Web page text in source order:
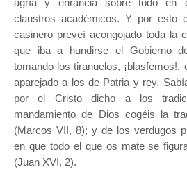
agría y enrancia sobre todo en
claustros académicos. Y por esto
casinero preveí acongojado toda la
que iba a hundirse el Gobierno
tomando los tiranuelos, ¡blasfemos!,
aparejado a los de Patria y rey.
por el Cristo dicho a los
mandamiento de Dios cogéis la
(Marcos VII, 8); y de los verdugos
en que todo el que os mate se
(Juan XVI, 2).